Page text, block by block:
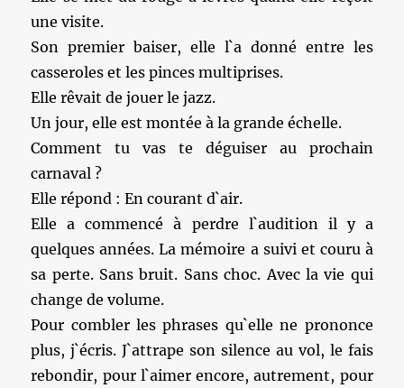
une visite.
Son premier baiser, elle l`a donné entre les
casseroles et les pinces multiprises.
Elle rêvait de jouer le jazz.
Un jour, elle est montée à la grande échelle.
Comment tu vas te déguiser au prochain
carnaval ?
Elle répond : En courant d`air.
Elle a commencé à perdre l`audition il y a
quelques années. La mémoire a suivi et couru à
sa perte. Sans bruit. Sans choc. Avec la vie qui
change de volume.
Pour combler les phrases qu`elle ne prononce
plus, j`écris. J`attrape son silence au vol, le fais
rebondir, pour l`aimer encore, autrement, pour